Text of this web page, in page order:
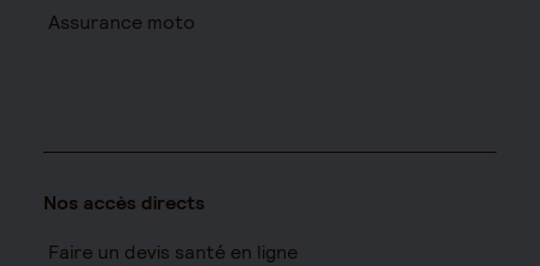
Assurance moto
Nos accès directs
Faire un devis santé en ligne